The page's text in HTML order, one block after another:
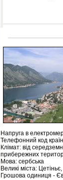
Розміщення
Редагування
Лічільник
Напруга в
Телефонний код
Клімат: від
прибережних
Мова: сербська
Великі міста:
Грошова одиниця -